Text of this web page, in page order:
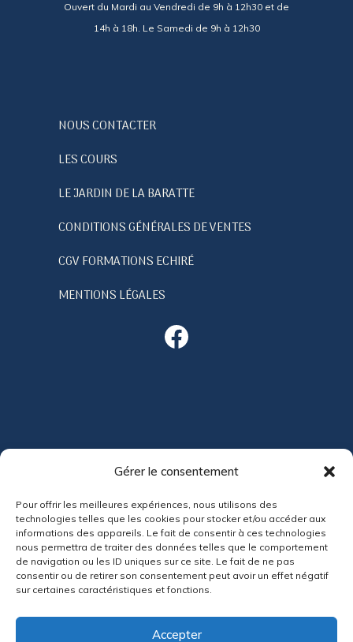
Gérer le consentement
Pour offrir les meilleures expériences, nous utilisons des
technologies telles que les cookies pour stocker et/ou accéder aux
informations des appareils. Le fait de consentir à ces technologies
nous permettra de traiter des données telles que le comportement
de navigation ou les ID uniques sur ce site. Le fait de ne pas
consentir ou de retirer son consentement peut avoir un effet négatif
sur certaines caractéristiques et fonctions.
Accepter
Ouvert du Mardi au Vendredi de 9h à 12h30 et de
14h à 18h. Le Samedi de 9h à 12h30
NOUS CONTACTER
LES COURS
LE JARDIN DE LA BARATTE
CONDITIONS GÉNÉRALES DE VENTES
CGV FORMATIONS ECHIRÉ
MENTIONS LÉGALES
Facebook
ACTUALITÉS